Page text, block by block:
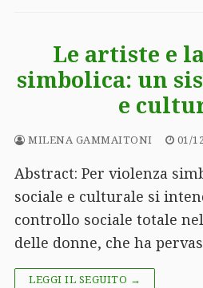
Le artiste e
simbolica: un
e
MILENA GAMMAITONI 01/
Abstract: Per violenza
sociale e culturale si
controllo sociale totale
delle donne, che ha
LEGGI IL SEGUITO →